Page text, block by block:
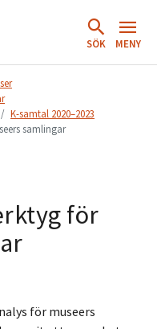
SÖK MENY
K-samtal 2020–2023
samlingar
för
för museers